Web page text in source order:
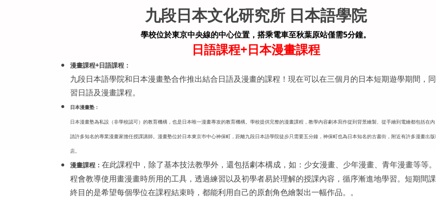
九段日本文化研究所 日本語學院
學校位於東京中央線的中心位置，搭乘電車至秋葉原站僅需5分鐘。
日語課程+日本漫畫課程
漫畫課程+日語課程：
九段日本語學院和日本漫畫塾合作推出結合日語及漫畫的課程！現在可以在三個月的日本短期遊學期間，
習日語及漫畫課程。
日本漫畫塾：
日本漫畫塾為私設（非學校認可）的教育機構，也是日本唯一漫畫專攻的教育機構。學校提供完整的漫畫課程，教學內容劇本寫作從到背景繪製、從手繪到電繪都包括在
請許多知名的專業漫畫家擔任授課講師。漫畫塾位於日本東京巿中心神保町，距離九段日本語學院徒步只需要五分鐘，神保町也為日本知名的古書街，附近有許多漫畫出
店。
漫畫課程： 在此課程中，除了基本技法教學外，還包括劇本構成，如：少女漫畫、少年漫畫、青年漫畫等等
程會教導使用畫漫畫時所用的工具，透過練習以及初學者易於理解的授課內容，循序漸進地學習。短期間
終目的是希望每個學位在課程結束時，都能利用自己的原創角色繪製出一幅作品。。